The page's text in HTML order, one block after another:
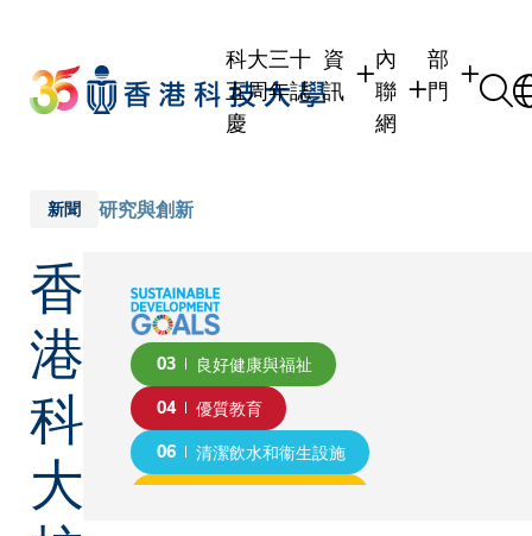
main
content
科大三十
五周年誌
慶
資
訊
內
聯
網
部
門
新聞 研究與創新
香
港
科
大
03 良好健康與福祉
04 優質教育
06 清潔飲水和衞生設施